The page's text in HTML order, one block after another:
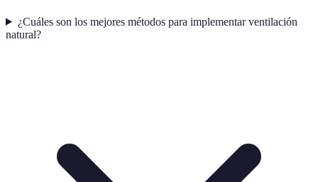
¿Cuáles son los mejores métodos para implementar ventilación
natural?